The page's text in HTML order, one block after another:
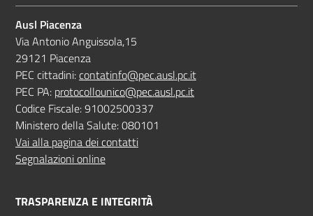
Ausl Piacenza
Via Antonio Anguissola,15
29121 Piacenza
PEC cittadini:contatinfo@pec.ausl.pc.it
PEC PA: protocollounico@pec.ausl.pc.it
Codice Fiscale: 91002500337
Ministero della Salute: 080101
Vai alla pagina dei contatti
Segnalazioni online
TRASPARENZA E INTEGRITÀ